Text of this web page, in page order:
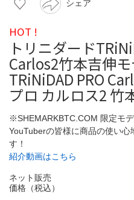
シェア
HOT !
トリニダード
Carlos2竹本吉伸
TRiNiDAD PRO
プロ カルロス2 竹
※SHEMARKBTC.COM 限定モ
YouTuberの皆様に商品の使い心
す！
紹介動画はこちら
ネット販売
価格（税込）